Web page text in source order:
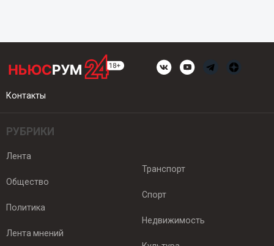
Контакты
РУБРИКИ
Лента
Общество
Политика
Лента мнений
Транспорт
Спорт
Недвижимость